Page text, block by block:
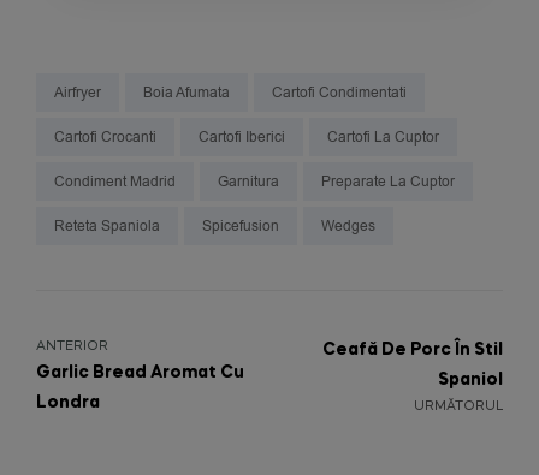
Airfryer Boia Afumata Cartofi Condimentati
Cartofi Crocanti Cartofi Iberici Cartofi La Cuptor
Condiment Madrid Garnitura Preparate La Cuptor
Reteta Spaniola Spicefusion Wedges
ANTERIOR
Garlic Bread Aromat Cu
Londra
URMĂTORUL
Ceafă De Porc În Stil
Spaniol